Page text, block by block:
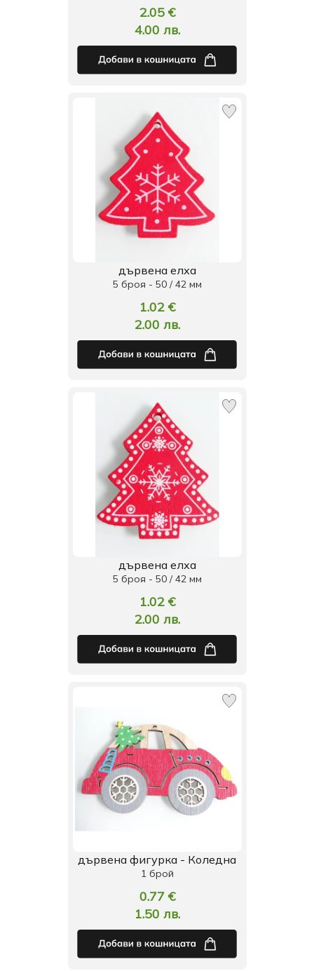
2.05 €
4.00 лв.
дървена елха
5 броя - 50 / 42 мм
1.02 €
2.00 лв.
дървена елха
5 броя - 50 / 42 мм
1.02 €
2.00 лв.
дървена фигурка - Коледна
1 брой
0.77 €
1.50 лв.